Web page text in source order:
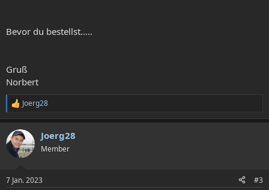
Bevor du bestellst.....
Gruß
Norbert
R
e
k
t
i
e
Joerg28
Joerg28
Member
7 Jan. 2023 #3